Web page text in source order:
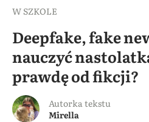
W SZKOLE
Deepfake, fake
nauczyć
prawdę od fikcji?
Autorka tekstu
Mirella